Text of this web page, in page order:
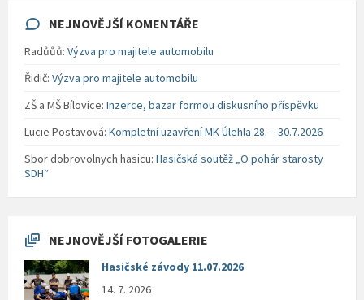
NEJNOVĚJŠÍ KOMENTÁŘE
Radůůů: Výzva pro majitele automobilu
Řidič: Výzva pro majitele automobilu
ZŠ a MŠ Bílovice: Inzerce, bazar formou diskusního příspěvku
Lucie Postavová: Kompletní uzavření MK Úlehla 28. – 30.7.2026
Sbor dobrovolnych hasicu: Hasičská soutěž „O pohár starosty
SDH“
NEJNOVĚJŠÍ FOTOGALERIE
Hasičské závody 11.07.2026
14. 7. 2026